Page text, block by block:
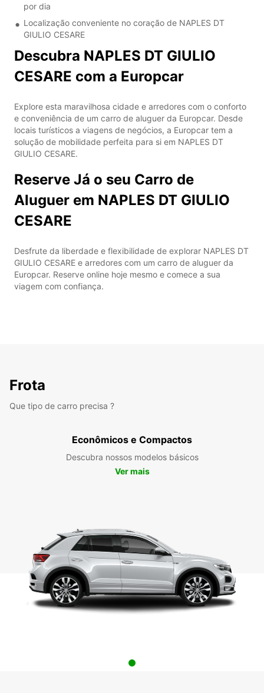
por dia
Localização conveniente no coração de NAPLES DT
GIULIO CESARE
Descubra NAPLES DT GIULIO
CESARE com a Europcar
Explore esta maravilhosa cidade e arredores com o conforto
e conveniência de um carro de aluguer da Europcar. Desde
locais turísticos a viagens de negócios, a Europcar tem a
solução de mobilidade perfeita para si em NAPLES DT
GIULIO CESARE.
Reserve Já o seu Carro de
Aluguer em NAPLES DT GIULIO
CESARE
Desfrute da liberdade e flexibilidade de explorar NAPLES DT
GIULIO CESARE e arredores com um carro de aluguer da
Europcar. Reserve online hoje mesmo e comece a sua
viagem com confiança.
Frota
Que tipo de carro precisa ?
Econômicos e Compactos
Descubra nossos modelos básicos
Ver mais